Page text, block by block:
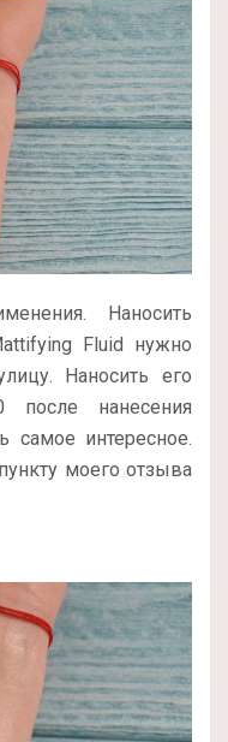
Наносить
Fluid нужно
Наносить его
нанесения
самое интересное.
моего отзыва